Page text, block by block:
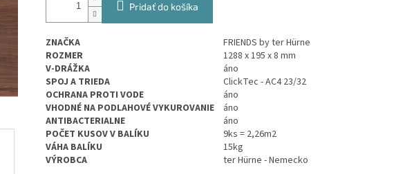
Pridať do košíka
ZNAČKA
FRIENDS by ter Hürne
ROZMER
1288 x 195 x 8 mm
V-DRÁŽKA
áno
SPOJ A TRIEDA
ClickTec - AC4 23/32
OCHRANA PROTI VODE
áno
VHODNÉ NA PODLAHOVÉ VYKUROVANIE
áno
ANTIBACTERIALNE
áno
POČET KUSOV V BALÍKU
9ks = 2,26m2
VÁHA BALÍKU
15kg
VÝROBCA
ter Hürne - Nemecko